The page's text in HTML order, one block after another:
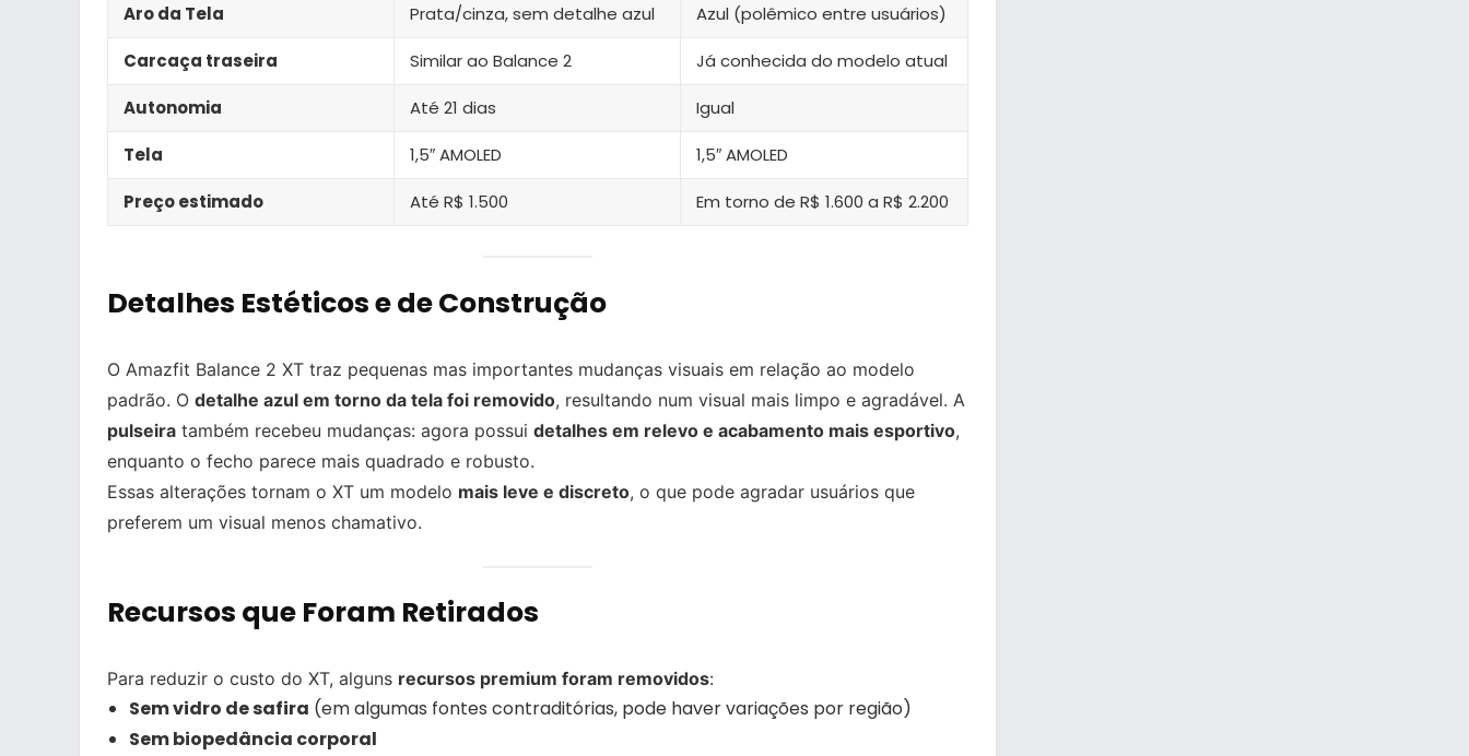
Aro da Tela Prata/cinza, sem detalhe azul Azul (polêmico entre usuários)
Carcaça traseira Similar ao Balance 2 Já conhecida do modelo atual
Autonomia Até 21 dias Igual
Tela 1,5″ AMOLED 1,5″ AMOLED
Preço estimado Até R$ 1.500 Em torno de R$ 1.600 a R$ 2.200
Detalhes Estéticos e de Construção
O Amazfit Balance 2 XT traz pequenas mas importantes mudanças visuais em relação ao modelo
padrão. O detalhe azul em torno da tela foi removido, resultando num visual mais limpo e agradável. A
pulseira também recebeu mudanças: agora possui detalhes em relevo e acabamento mais esportivo,
enquanto o fecho parece mais quadrado e robusto.
Essas alterações tornam o XT um modelo mais leve e discreto, o que pode agradar usuários que
preferem um visual menos chamativo.
Recursos que Foram Retirados
Para reduzir o custo do XT, alguns recursos premium foram removidos:
Sem vidro de safira (em algumas fontes contraditórias, pode haver variações por região)
Sem biopedância corporal